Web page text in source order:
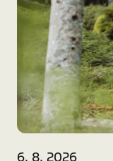
6. 8. 2026